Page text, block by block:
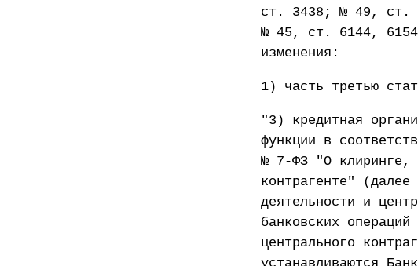
ст. 3438; № 49, ст.
№ 45, ст. 6144,
изменения:
1) часть третью
"3) кредитная
функции в
№ 7-ФЗ "О клиринге,
контрагенте"
деятельности и
банковских
центрального